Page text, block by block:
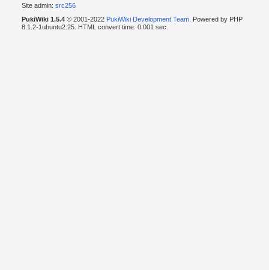
Site admin: src256
PukiWiki 1.5.4© 2001-2022 PukiWiki Development Team. Powered by PHP
8.1.2-1ubuntu2.25. HTML convert time: 0.001 sec.